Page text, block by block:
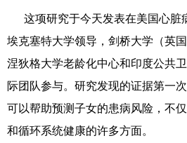
这项研究于今天发表在美国心脏
埃克塞特大学领导 ， 剑桥大学（英国
涅狄格大学老龄化中心和印度公共
际团队参与。研究发现的证据第一
可以帮助预测子女的患病风险， 不
和循环系统健康的许多方面。